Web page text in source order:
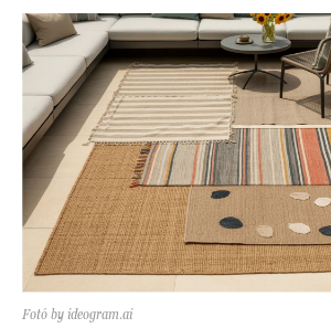
Fotó by ideogram.ai